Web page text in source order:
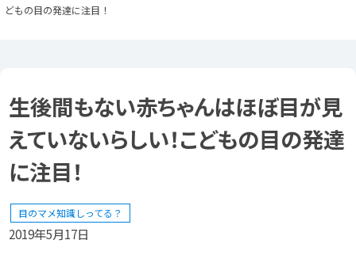
どもの目の発達に注目！
生後間もない赤ちゃんはほぼ目が見
えていないらしい！こどもの目の発達
に注目！
目のマメ知識しってる？
2019年5月17日